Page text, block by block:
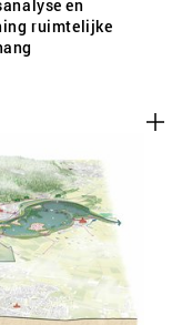
en
ruimtelijke